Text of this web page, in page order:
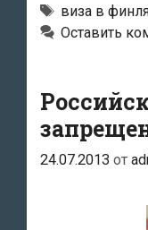
Метки
виза в
Оставить
24.07.2013 от